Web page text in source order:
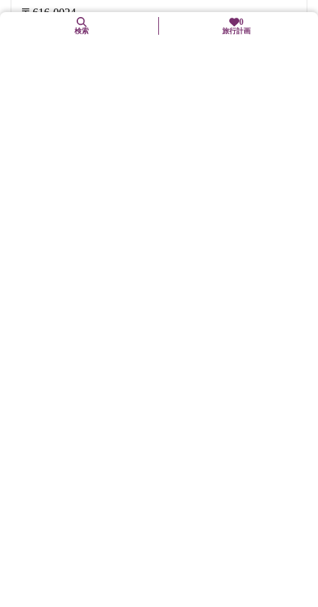
〒616-0024
京都府京都市西京区嵐山宮町3
0
旅行計画
検索